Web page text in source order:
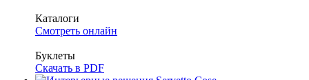
Каталоги
Смотреть онлайн
Буклеты
Скачать в PDF